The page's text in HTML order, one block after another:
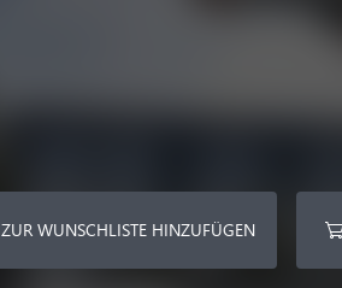
ZUR WUNSCHLISTE HINZUFÜGEN